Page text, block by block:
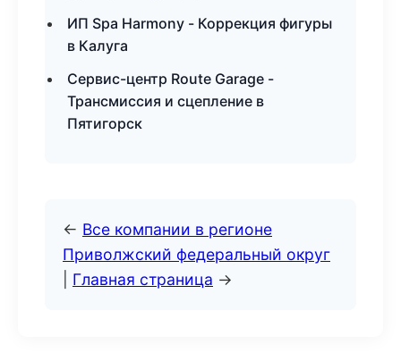
ИП Spa Harmony - Коррекция фигуры
в Калуга
Сервис-центр Route Garage -
Трансмиссия и сцепление в
Пятигорск
← Все компании в регионе
Приволжский федеральный округ
Главная страница →